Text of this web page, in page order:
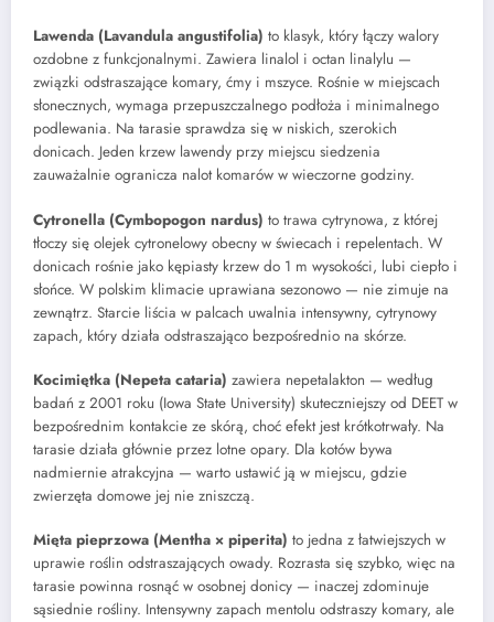
Lawenda (Lavandula angustifolia) to klasyk, który łączy walory
ozdobne z funkcjonalnymi. Zawiera linalol i octan linalylu —
związki odstraszające komary, ćmy i mszyce. Rośnie w miejscach
słonecznych, wymaga przepuszczalnego podłoża i minimalnego
podlewania. Na tarasie sprawdza się w niskich, szerokich
donicach. Jeden krzew lawendy przy miejscu siedzenia
zauważalnie ogranicza nalot komarów w wieczorne godziny.
Cytronella (Cymbopogon nardus) to trawa cytrynowa, z której
tłoczy się olejek cytronelowy obecny w świecach i repelentach. W
donicach rośnie jako kępiasty krzew do 1 m wysokości, lubi ciepło i
słońce. W polskim klimacie uprawiana sezonowo — nie zimuje na
zewnątrz. Starcie liścia w palcach uwalnia intensywny, cytrynowy
zapach, który działa odstraszająco bezpośrednio na skórze.
Kocimiętka (Nepeta cataria) zawiera nepetalakton — według
badań z 2001 roku (Iowa State University) skuteczniejszy od DEET w
bezpośrednim kontakcie ze skórą, choć efekt jest krótkotrwały. Na
tarasie działa głównie przez lotne opary. Dla kotów bywa
nadmiernie atrakcyjna — warto ustawić ją w miejscu, gdzie
zwierzęta domowe jej nie zniszczą.
Mięta pieprzowa (Mentha × piperita) to jedna z łatwiejszych w
uprawie roślin odstraszających owady. Rozrasta się szybko, więc na
tarasie powinna rosnąć w osobnej donicy — inaczej zdominuje
sąsiednie rośliny. Intensywny zapach mentolu odstraszy komary, ale